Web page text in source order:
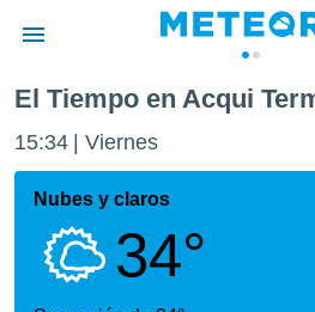
de
por
que se
calidad.
a este
El Tiempo en Acqui
15:34 Viernes
Nubes y claros
34°